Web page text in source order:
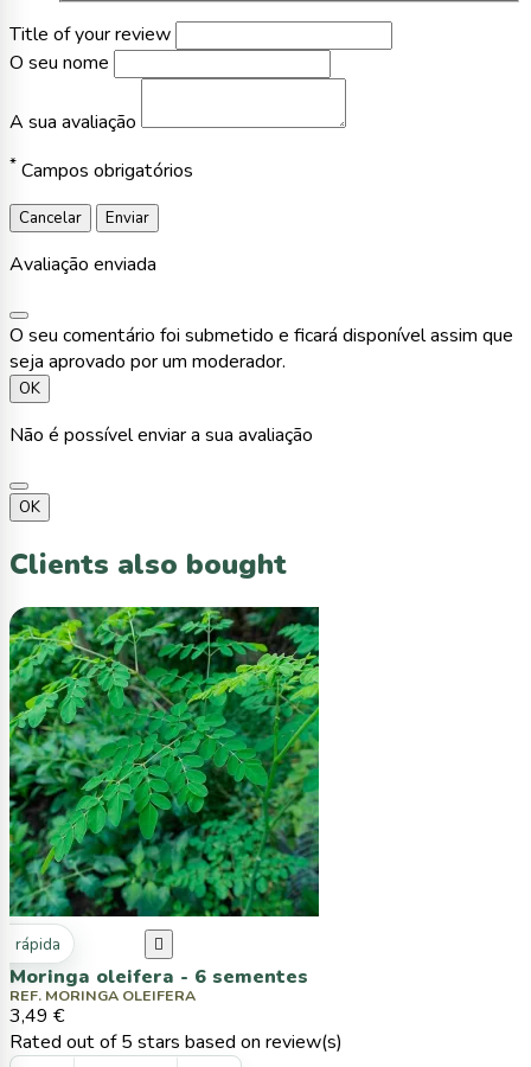
Title of your review
O seu nome
A sua avaliação
* Campos obrigatórios
Cancelar Enviar
Avaliação enviada
O seu comentário foi submetido e ficará disponível assim que
seja aprovado por um moderador.
OK
Não é possível enviar a sua avaliação
OK
Clients also bought
rápida 
Moringa oleifera - 6 sementes
REF. MORINGA OLEIFERA
3,49 €
Rated out of 5 stars based on review(s)